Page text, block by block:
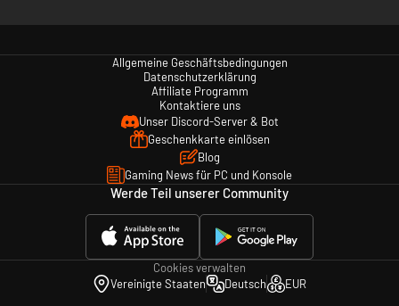
Allgemeine Geschäftsbedingungen
Datenschutzerklärung
Affiliate Programm
Kontaktiere uns
Unser Discord-Server & Bot
Geschenkkarte einlösen
Blog
Gaming News für PC und Konsole
Werde Teil unserer Community
Cookies verwalten
Vereinigte Staaten
Deutsch EUR